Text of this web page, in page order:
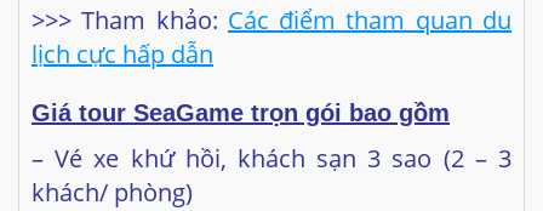
>>> Tham khảo: Các điểm tham quan du
lịch cực hấp dẫn
Giá tour SeaGame trọn gói bao gồm
– Vé xe khứ hồi, khách sạn 3 sao (2 – 3
khách/ phòng)